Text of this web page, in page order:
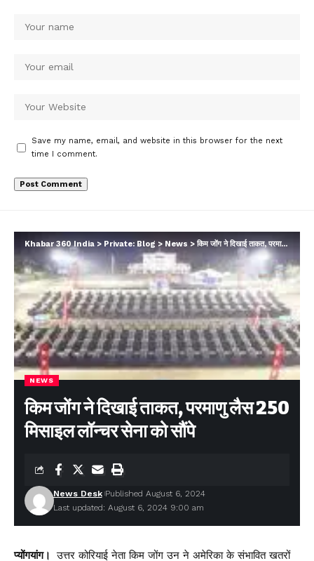
Save my name, email, and website in this browser for the next
time I comment.
Khabar 360 India > Private: Blog > News > किम जोंग ने दिखाई ताकत, परमाणु लैस 250 मिसाइल लॉन्चर सेना को सौंपे
NEWS
किम जोंग ने दिखाई ताकत, परमाणु लैस 250
मिसाइल लॉन्चर सेना को सौंपे
Last updated: August 6, 2024 9:00 am
News Desk Published August 6, 2024
प्योंगयांग। उत्तर कोरियाई नेता किम जोंग उन ने अमेरिका के संभावित खतरों